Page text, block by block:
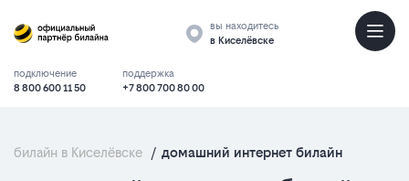
вы находитесь
в Киселёвске
подключение
8 800 600 11 50
поддержка
+7 800 700 80 00
билайн в Киселёвске / домашний интернет билайн